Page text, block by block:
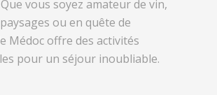
vous soyez amateur de vin,
ou en quête de
Médoc offre des activités
pour un séjour inoubliable.